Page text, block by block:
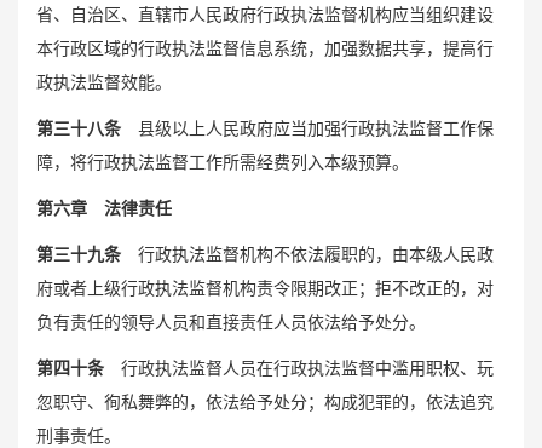
省、自治区、直辖市人民政府行政执法监督机构应当组织建设
本行政区域的行政执法监督信息系统，加强数据共享，提高行
政执法监督效能。
第三十八条 县级以上人民政府应当加强行政执法监督工作保
障，将行政执法监督工作所需经费列入本级预算。
第六章 法律责任
第三十九条 行政执法监督机构不依法履职的，由本级人民政
府或者上级行政执法监督机构责令限期改正；拒不改正的，对
负有责任的领导人员和直接责任人员依法给予处分。
第四十条 行政执法监督人员在行政执法监督中滥用职权、玩
忽职守、徇私舞弊的，依法给予处分；构成犯罪的，依法追究
刑事责任。